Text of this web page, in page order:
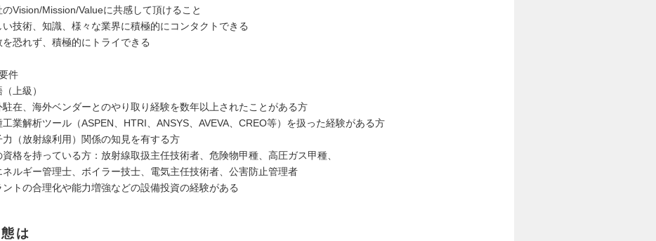
のVision/Mission/Valueに共感して頂けること
い技術、知識、様々な業界に積極的にコンタクトできる
を恐れず、積極的にトライできる
件
（上級）
駐在、海外ベンダーとのやり取り経験を数年以上されたことがある方
工業解析ツール（ASPEN、HTRI、ANSYS、AVEVA、CREO等）を扱った経験がある方
力（放射線利用）関係の知見を有する方
資格を持っている方：放射線取扱主任技術者、危険物甲種、高圧ガス甲種、
ギー管理士、ボイラー技士、電気主任技術者、公害防止管理者
ントの合理化や能力増強などの設備投資の経験がある
は